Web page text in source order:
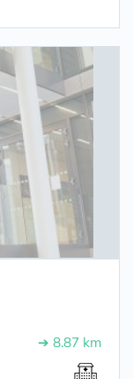
➔ 8.87 km